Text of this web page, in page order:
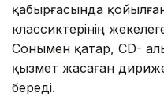
қабырғасында
классиктерінің
Сонымен қатар, СD-
қызмет жасаған
береді.